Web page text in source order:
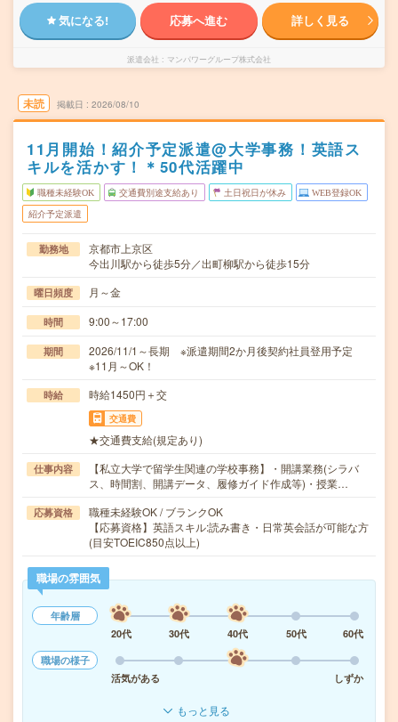
気になる! 応募へ進む 詳しく見る
派遣会社 マンパワーグループ株式会社
未読 掲載日 2026/08/10
11月開始！紹介予定派遣@大学事務！英語ス
キルを活かす！＊50代活躍中
職種未経験OK 交通費別途支給あり 土日祝日が休み WEB登録OK
紹介予定派遣
勤務地
京都市上京区
今出川駅から徒歩5分／出町柳駅から徒歩15分
曜日頻度 月～金
時間 9:00～17:00
期間
2026/11/1～長期 ※派遣期間2か月後契約社員登用予定
※11月～OK！
時給 時給1450円＋交
交通費
★交通費支給(規定あり)
仕事内容
【私立大学で留学生関連の学校事務】・開講業務(シラバ
ス、時間割、開講データ、履修ガイド作成等)・授業…
応募資格
職種未経験OK / ブランクOK
【応募資格】英語スキル:読み書き・日常英会話が可能な方
(目安TOEIC850点以上)
職場の雰囲気
年齢層
20代
30代 40代 50代
60代
職場の様子
活気がある
しずか
もっと見る